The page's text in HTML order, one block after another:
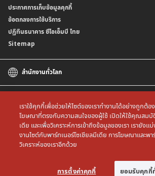
ประกาศการเก็บข้อมูลคุกกี้
ข้อตกลงการใช้บริการ
ปฏิทินธนาคาร ซีไอเอ็มบี ไทย
Sitemap
สำนักงานทั่วโลก
CIMB Islamic
CIMB Bank (MY)
CIMB Bank (SG)
CIMB Bank (KH)
CIMB Niaga
All rights reserved. Copyright © 2026 CIMB THAI
เราใช้คุกกี้เพื่อช่วยให้ไซต์ของเราทำงานได้อย่างถูกต้อ
โฆษณาที่ตรงกับความสนใจของผู้ใช้ เปิดให้ใช้คุณสมบั
เดีย และเพื่อวิเคราะห์การเข้าถึงข้อมูลของเรา เรายัง
งานไซต์กับพาร์ทเนอร์โซเชียลมีเดีย การโฆษณาและพา
วิเคราะห์ของเราอีกด้วย
การตั้งค่าคุกกี้ ยอมรับคุกกี้